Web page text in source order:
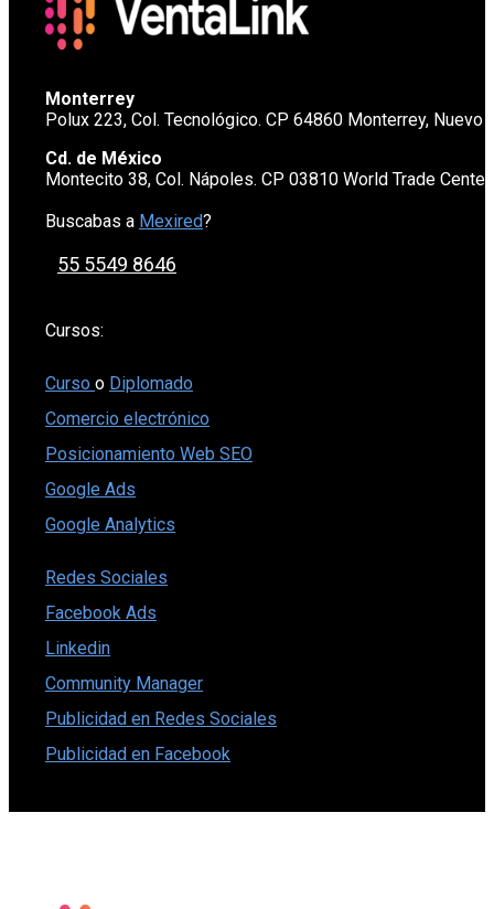
Monterrey
Polux 223, Col. Tecnológico. CP 64860 Monterrey, Nuevo
Cd. de México
Montecito 38, Col. Nápoles. CP 03810 World Trade
Buscabas a Mexired?
55 5549 8646
Cursos:
Curso o Diplomado
Comercio electrónico
Posicionamiento Web SEO
Google Ads
Google Analytics
Redes Sociales
Facebook Ads
Linkedin
Community Manager
Publicidad en Redes Sociales
Publicidad en Facebook